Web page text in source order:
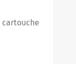
cartouche